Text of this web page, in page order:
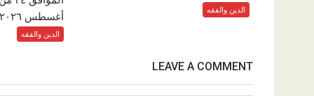
الدين والفقه
أغسطس ٢٠٢٦م والمقالاتِ...
الدين والفقه
LEAVE A COMMENT